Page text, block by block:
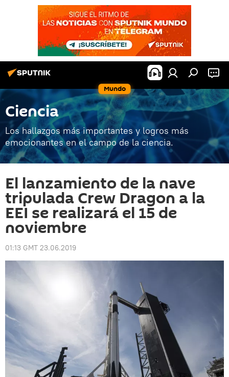
Mundo
Ciencia
Los hallazgos más importantes y logros más
emocionantes en el campo de la ciencia.
El lanzamiento de la nave
tripulada Crew Dragon a la
EEI se realizará el 15 de
noviembre
01:13 GMT 23.06.2019